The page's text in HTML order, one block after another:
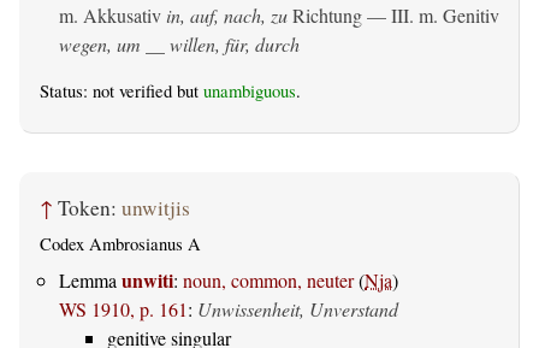
m. Akkusativ in, auf, nach, zuRichtung — III. m. Genitiv
wegen, um __ willen, für, durch
Status: not verified but unambiguous.
↑ Token: unwitjis
Codex Ambrosianus A
Lemma unwiti: noun, common, neuter(Nja)
WS 1910, p. 161: Unwissenheit, Unverstand
genitive singular